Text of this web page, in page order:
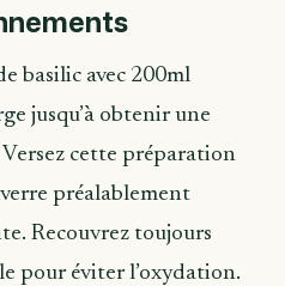
basilic avec 200ml
jusqu’à obtenir une
cette préparation
préalablement
Recouvrez toujours
pour éviter l’oxydation.